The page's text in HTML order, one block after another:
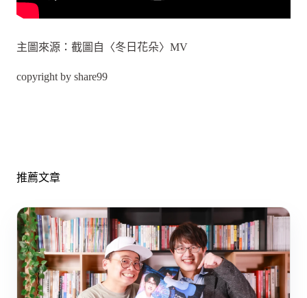
主圖來源：截圖自〈冬日花朵〉MV
copyright by share99
推薦文章